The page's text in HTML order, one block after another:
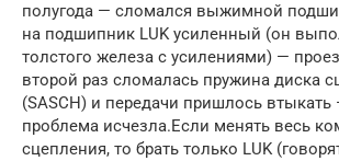
полугода — сломался выжимной
на подшипник LUK усиленный (он
толстого железа с усилениями) —
второй раз сломалась пружина диска
(SASCH) и передачи пришлось
проблема исчезла.Если менять весь
сцепления, то брать только LUK